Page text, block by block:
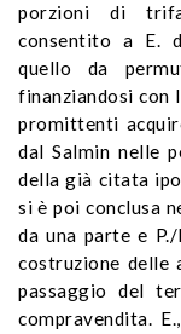
porzioni di
consentito a E.
quello da
finanziandosi con
promittenti
dal Salmin nelle
della già citata
si è poi conclusa
da una parte e
costruzione delle
passaggio del
compravendita.